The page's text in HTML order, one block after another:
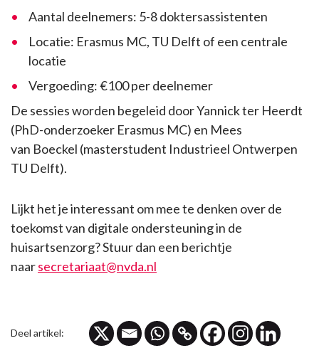
Aantal deelnemers: 5-8 doktersassistenten
Locatie: Erasmus MC, TU Delft of een centrale
locatie
Vergoeding: €100 per deelnemer
De sessies worden begeleid door Yannick ter Heerdt
(PhD-onderzoeker Erasmus MC) en Mees
van Boeckel (masterstudent Industrieel Ontwerpen
TU Delft).
Lijkt het je interessant om mee te denken over de
toekomst van digitale ondersteuning in de
huisartsenzorg?Stuur dan een berichtje
naarsecretariaat@nvda.nl
Deel artikel: